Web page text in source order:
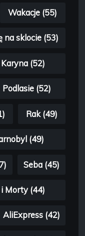
Wakacje (55)
na sklocie (53)
Karyna (52)
Podlasie (52)
Rak (49)
(49)
Seba (45)
i Morty (44)
AliExpress (42)